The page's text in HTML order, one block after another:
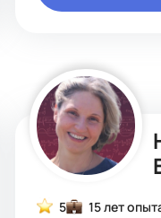
5 15 лет